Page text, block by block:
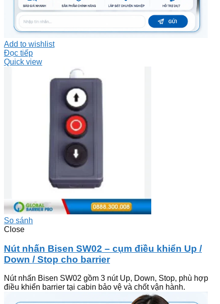
Add to wishlist
Đọc tiếp
Quick view
So sánh
Close
Nút nhấn Bisen SW02 – cụm điều khiển Up /
Down / Stop cho barrier
Nút nhấn Bisen SW02 gồm 3 nút Up, Down, Stop, phù hợp
điều khiển barrier tại cabin bảo vệ và chốt vận hành.